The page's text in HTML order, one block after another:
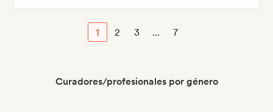
1 2 3 ... 7
Curadores/profesionales por género